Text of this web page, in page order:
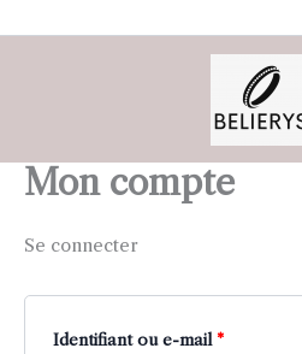
au
Mon compte
Se connecter
Identifiant ou e-mail *Obligatoire